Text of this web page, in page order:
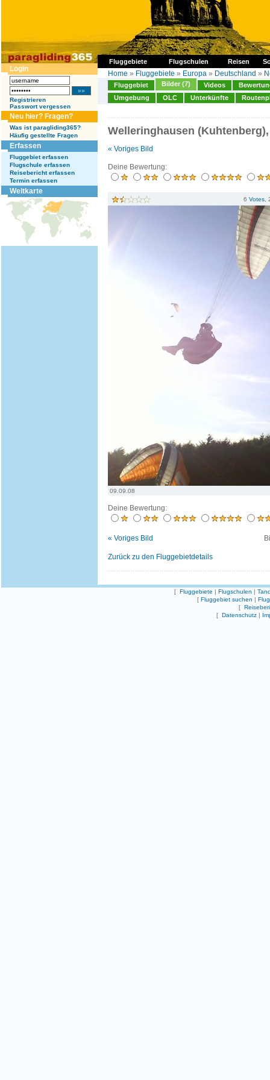
Fluggebiete Flugschulen Reisen
Login
Registrieren
Passwort vergessen
Neu hier? Fragen?
Was ist paragliding365?
Häufig gestellte Fragen
Erfassen
Fluggebiet erfassen
Flugschule erfassen
Reisebericht erfassen
Termin erfassen
Weltkarte
Home » Fluggebiete » Europa » Deutschland »
Fluggebiet Bilder (7) Videos
Umgebung
OLC Unterkünfte
Welleringhausen
« Voriges Bild
Deine Bewertung:
6 Votes
09.09.08
Deine Bewertung:
« Voriges Bild
Zurück zu den Fluggebietdetails
[ Fluggebiete | Flugschulen |
[ Fluggebiet suchen |
[
[ Datenschutz |